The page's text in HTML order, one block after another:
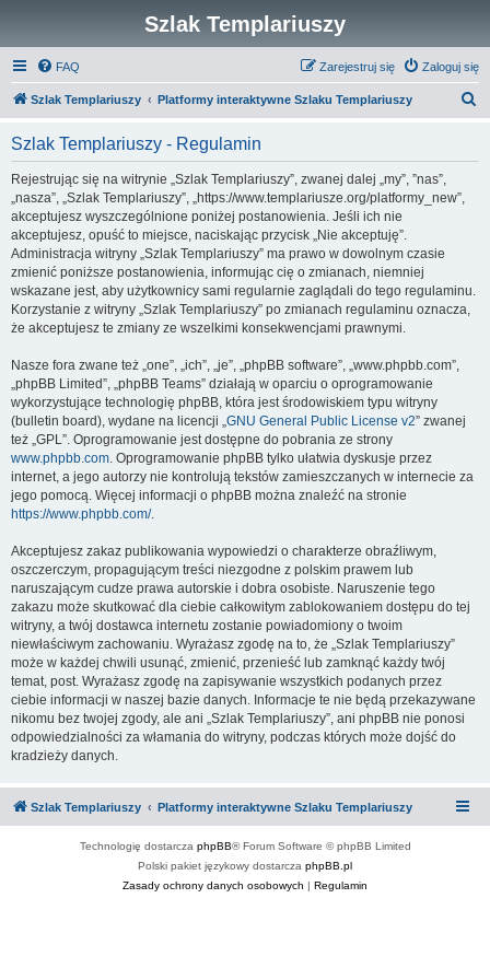
Szlak Templariuszy
FAQ Zaloguj się
Zarejestruj się
Szlak Templariuszy Platformy interaktywne Szlaku Templariuszy
Szlak Templariuszy - Regulamin
Rejestrując się na witrynie „Szlak Templariuszy”, zwanej dalej „my”, ”nas”,
„nasza”, „Szlak Templariuszy”, „https://www.templariusze.org/platformy_new”,
akceptujesz wyszczególnione poniżej postanowienia. Jeśli ich nie
akceptujesz, opuść to miejsce, naciskając przycisk „Nie akceptuję”.
Administracja witryny „Szlak Templariuszy” ma prawo w dowolnym czasie
zmienić poniższe postanowienia, informując cię o zmianach, niemniej
wskazane jest, aby użytkownicy sami regularnie zaglądali do tego regulaminu.
Korzystanie z witryny „Szlak Templariuszy” po zmianach regulaminu oznacza,
że akceptujesz te zmiany ze wszelkimi konsekwencjami prawnymi.
Nasze fora zwane też „one”, „ich”, „je”, „phpBB software”, „www.phpbb.com”,
„phpBB Limited”, „phpBB Teams” działają w oparciu o oprogramowanie
wykorzystujące technologię phpBB, która jest środowiskiem typu witryny
(bulletin board), wydane na licencji „GNU General Public License v2” zwanej
też „GPL”. Oprogramowanie jest dostępne do pobrania ze strony
www.phpbb.com. Oprogramowanie phpBB tylko ułatwia dyskusje przez
internet, a jego autorzy nie kontrolują tekstów zamieszczanych w internecie za
jego pomocą. Więcej informacji o phpBB można znaleźć na stronie
https://www.phpbb.com/.
Akceptujesz zakaz publikowania wypowiedzi o charakterze obraźliwym,
oszczerczym, propagującym treści niezgodne z polskim prawem lub
naruszającym cudze prawa autorskie i dobra osobiste. Naruszenie tego
zakazu może skutkować dla ciebie całkowitym zablokowaniem dostępu do tej
witryny, a twój dostawca internetu zostanie powiadomiony o twoim
niewłaściwym zachowaniu. Wyrażasz zgodę na to, że „Szlak Templariuszy”
może w każdej chwili usunąć, zmienić, przenieść lub zamknąć każdy twój
temat, post. Wyrażasz zgodę na zapisywanie wszystkich podanych przez
ciebie informacji w naszej bazie danych. Informacje te nie będą przekazywane
nikomu bez twojej zgody, ale ani „Szlak Templariuszy”, ani phpBB nie ponosi
odpowiedzialności za włamania do witryny, podczas których może dojść do
kradzieży danych.
Szlak Templariuszy Platformy interaktywne Szlaku Templariuszy
Technologię dostarcza phpBB® Forum Software © phpBB Limited
Polski pakiet językowy dostarcza phpBB.pl
Zasady ochrony danych osobowych | Regulamin